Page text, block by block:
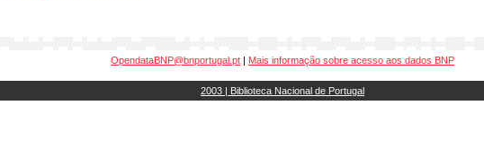
OpendataBNP@bnportugal.pt | Mais informação sobre acesso aos dados BNP
2003 | Biblioteca Nacional de Portugal